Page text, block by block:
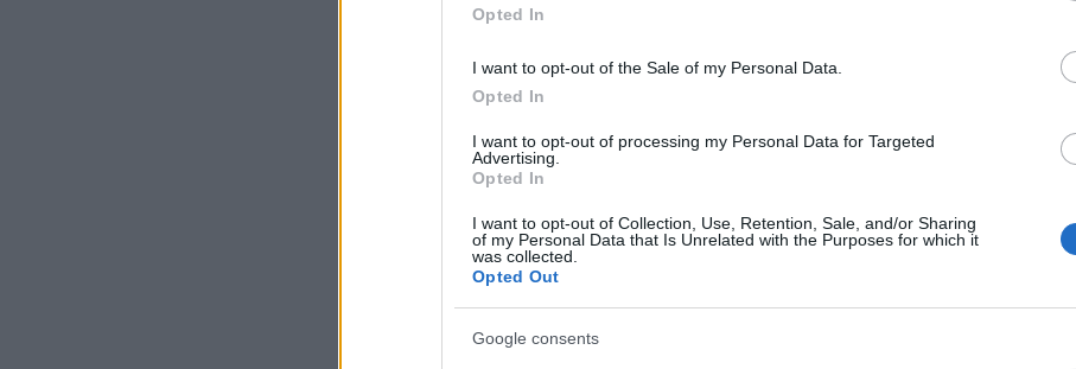
Opted In
I want to opt-out of the Sale of my Personal Data.
Opted In
I want to opt-out of processing my Personal Data for Targeted
Advertising.
Opted In
I want to opt-out of Collection, Use, Retention, Sale, and/or Sharing
of my Personal Data that Is Unrelated with the Purposes for which it
was collected.
Opted Out
Google consents